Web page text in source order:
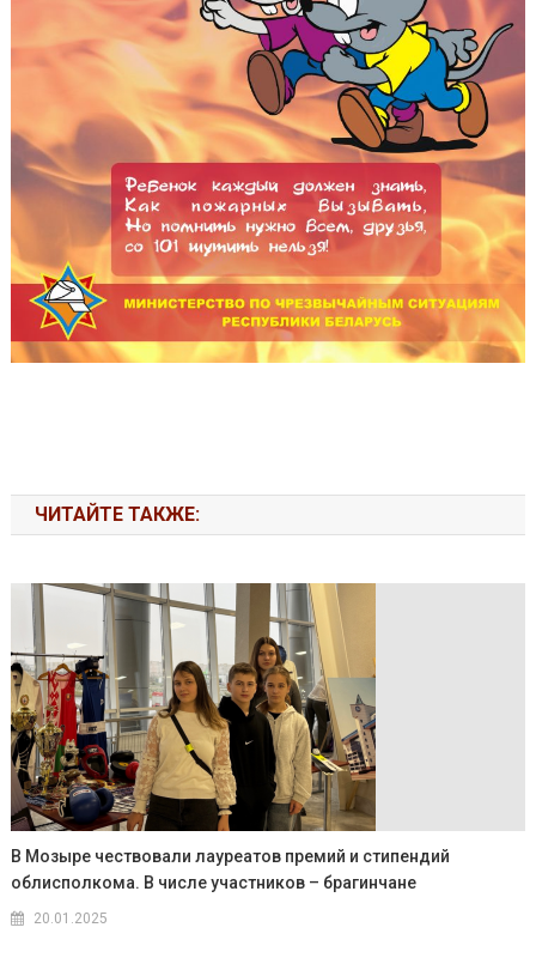
ЧИТАЙТЕ ТАКЖЕ:
В Мозыре чествовали лауреатов премий и стипендий
облисполкома. В числе участников – брагинчане
20.01.2025